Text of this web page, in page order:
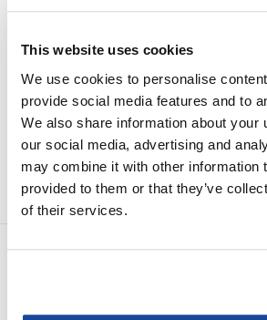
This website uses cookies
We use cookies to personalise
provide social media features and to
We also share information about your
our social media, advertising and
may combine it with other information
provided to them or that they’ve
of their services.